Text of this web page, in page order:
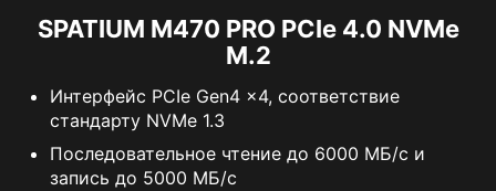
SPATIUM M470 PRO PCIe 4.0 NVMe
M.2
Интерфейс PCIe Gen4 x4, соответствие
стандарту NVMe 1.3
Последовательное чтение до 6000 МБ/с и
запись до 5000 МБ/с